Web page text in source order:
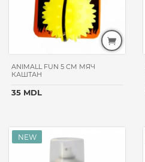
ANIMALL FUN 5 CM МЯЧ
КАШТАН
35 MDL